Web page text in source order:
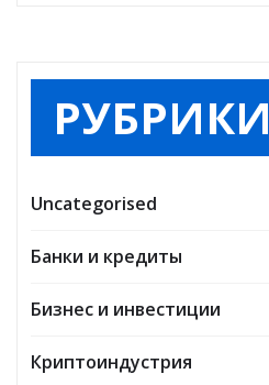
РУБРИКИ
Uncategorised
Банки и кредиты
Бизнес и инвестиции
Криптоиндустрия